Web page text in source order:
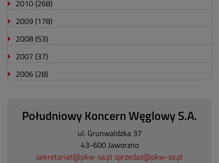
2010 (268)
2009 (178)
2008 (53)
2007 (37)
2006 (28)
Południowy Koncern Węglowy S.A.
ul. Grunwaldzka 37
43-600 Jaworzno
sekretariat@pkw-sa.pl sprzedaz@pkw-sa.pl